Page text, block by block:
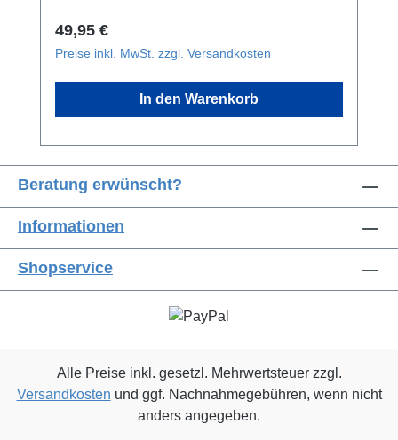
perfekte Wahl. Das Innere der Bungee leash
ist aus hochwertigem Gummiband gemacht,
das stark genug ist, auch die kräftigsten
Hunde zu halten. Der Kern ist durch eine
Bungee leash wird mit einem Twistlock-
Karabiner ins Geschirr Deines Hundes
eingehakt, was die sicherste verfügbare
Option ist. Der Karabiner verriegelt sich selbst
und stellt sicher, dass Dein Hund nicht
verloren geht.
Regulärer Preis:
49,95 €
Preise inkl. MwSt. zzgl. Versandkosten
In den Warenkorb
Beratung erwünscht?
Informationen
Shopservice
Alle Preise inkl. gesetzl. Mehrwertsteuer zzgl.
Versandkosten und ggf. Nachnahmegebühren, wenn nicht
anders angegeben.